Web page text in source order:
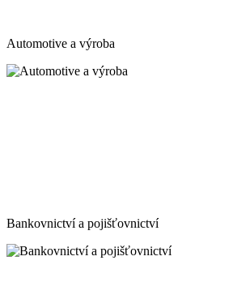
Automotive a výroba
Bankovnictví a pojišťovnictví